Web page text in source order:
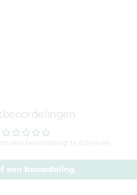
een beoordeling te schrijven
een beoordeling